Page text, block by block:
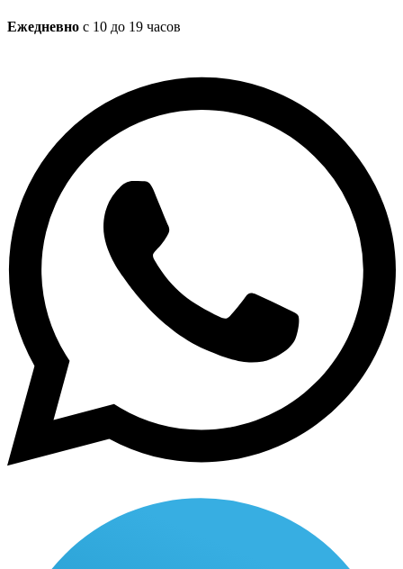
Ежедневно с 10 до 19 часов